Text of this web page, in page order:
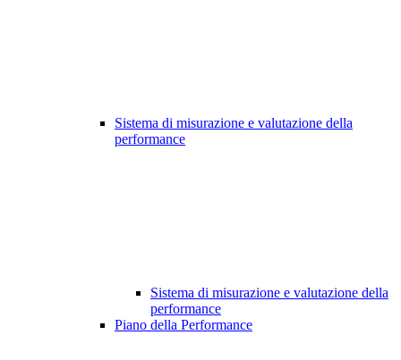
Sistema di misurazione e valutazione della
performance
Sistema di misurazione e valutazione della
performance
Piano della Performance